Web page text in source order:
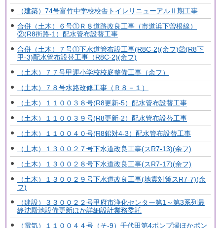
（建築）74号富竹中学校校舎トイレリニューアルⅡ期工事
合併（土木）６号①Ｒ８道路改良工事（市道浜下曽根線）
②(R8街路-1）配水管布設替工事
合併（土木）７号①下水道管布設工事(R8C-2)(余フ)②(R8下
甲-3)配水管布設替工事（R8C-2)(余フ)
（土木）７７号甲運小学校校庭整備工事（余フ）
（土木）７８号水路改修工事（Ｒ８－１）
（土木）１１００３８号(R8更新-5）配水管布設替工事
（土木）１１００３９号(R8更新-2）配水管布設替工事
（土木）１１００４０号(R8鉛対4-3）配水管布設替工事
（土木）１３００２７号下水道改良工事(スR7-13)(余フ)
（土木）１３００２８号下水道改良工事(スR7-17)(余フ)
（土木）１３００２９号下水道改良工事(地震対策スR7-7)(余
フ)
（建設）３３００２２号甲府市浄化センター第1～第3系列最
終沈殿池設備更新ほか詳細設計業務委託
（電気）１１００４４号（そ-9）千代田第4ポンプ場ほかポン